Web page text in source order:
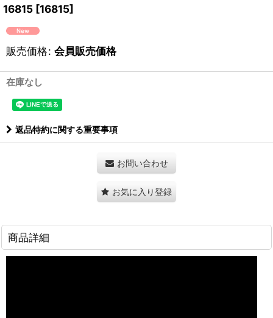
16815 [16815]
販売価格: 会員販売価格
在庫なし
返品特約に関する重要事項
お問い合わせ
お気に入り登録
商品詳細